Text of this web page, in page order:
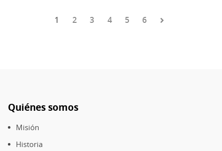
Página
1 Página
2 Página
3 Página
4 Página
5 Página
6
Pie
de
página
Quiénes somos
Misión
Historia